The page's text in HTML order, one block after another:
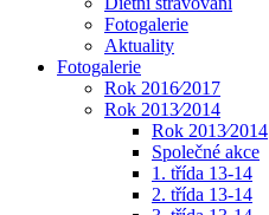
Fotogalerie
Aktuality
Fotogalerie
Rok 2016⁄2017
Rok 2013⁄2014
Rok 2013⁄2014
Společné akce
1. třída 13-14
2. třída 13-14